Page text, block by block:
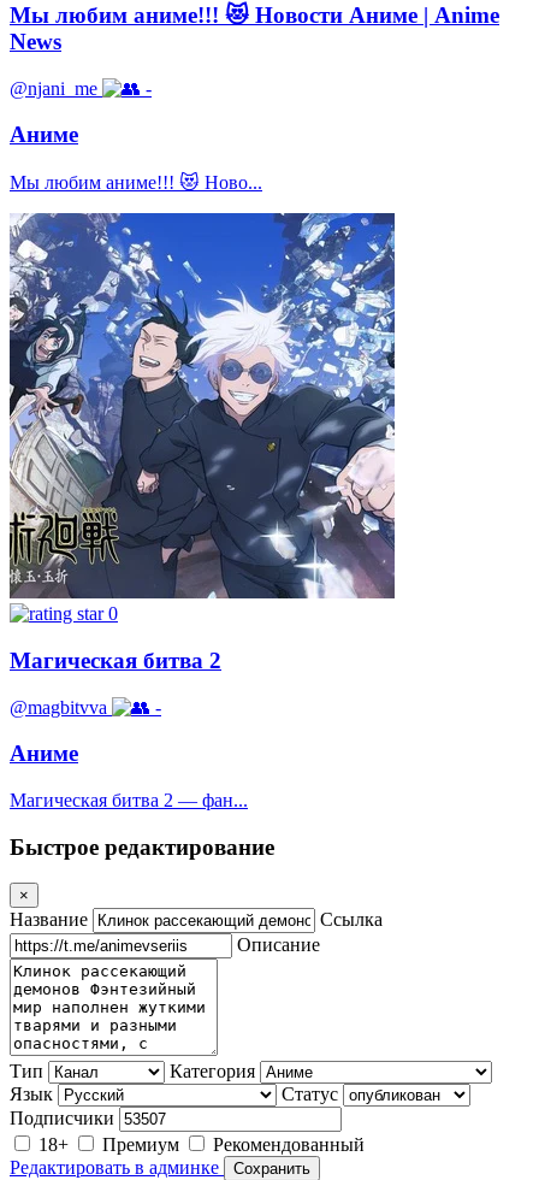
Мы любим аниме!!! 😻 Новости Аниме | Anime
News
@njani_me -
Аниме
Мы любим аниме!!! 😻 Ново...
0
Магическая битва 2
@magbitvva -
Аниме
Магическая битва 2 — фан...
Быстрое редактирование
×
Название
Ссылка
Описание
Тип
Категория
Язык
Статус
Подписчики
18+
Премиум
Рекомендованный
Редактировать в админке
Сохранить